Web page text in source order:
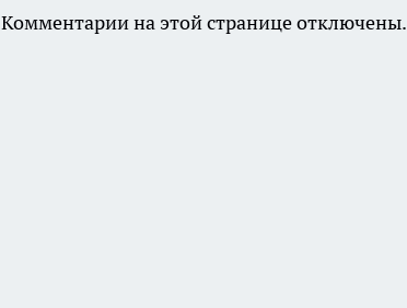
Комментарии на этой странице отключены.